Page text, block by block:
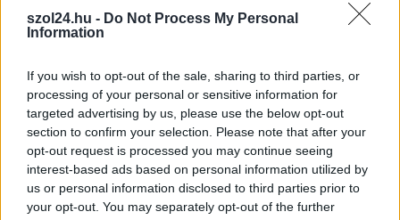
szol24.hu - Do Not Process My Personal
Information
If you wish to opt-out of the sale, sharing to third parties, or
processing of your personal or sensitive information for
targeted advertising by us, please use the below opt-out
section to confirm your selection. Please note that after your
opt-out request is processed you may continue seeing
interest-based ads based on personal information utilized by
us or personal information disclosed to third parties prior to
your opt-out. You may separately opt-out of the further
tapasztalható iskolakezdési kihívásokról készített videós
összefoglalót, amelyből az derül ki: Magyarországon a
indítani a gyermekeket.
TOVÁBB OLVASOM
Magyarország ausztria,családi pótlék,iskolakezdés,iskolaszerek
költségek,szlovákia ,támogatás